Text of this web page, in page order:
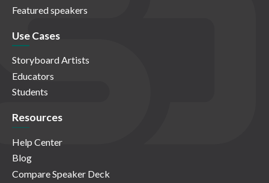
Featured speakers
Use Cases
Storyboard Artists
Educators
Students
Resources
Help Center
Blog
Compare Speaker Deck